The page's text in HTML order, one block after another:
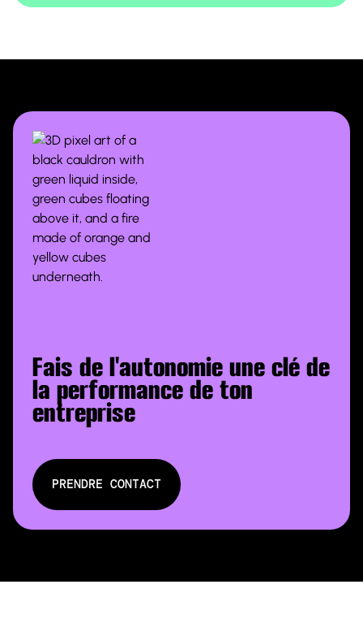
Fais de l'autonomie une clé de
la performance de ton
entreprise
P
P
R
R
E
E
N
N
D
D
R
R
E
E
C
C
O
O
N
N
T
T
A
A
C
C
T
T